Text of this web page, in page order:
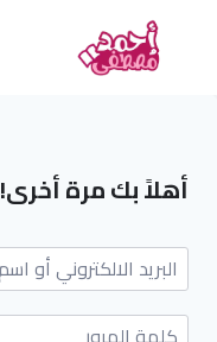
أهلاً بك مرة أخرى!